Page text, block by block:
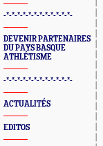
-*-*-*-*-*-*-*-*-*-*-*-*-
DEVENIR PARTENAIRES
DU PAYS BASQUE
ATHLÉTISME
-*-*-*-*-*-*-*-*-*-*-*-*-
ACTUALITÉS
EDITOS